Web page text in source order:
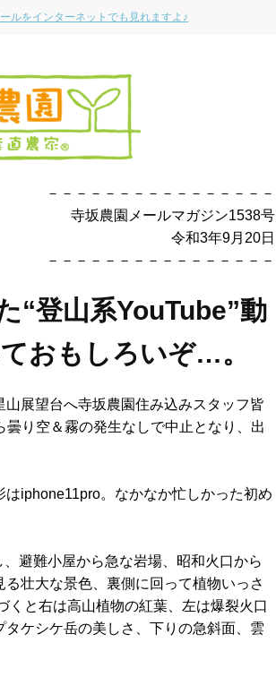
ルをインターネットでも見れますよ♪
－－－－－－－－－－－－－－－－
寺坂農園メールマガジン1538号
令和3年9月20日
－－－－－－－－－－－－－－－－
“登山系YouTube”動
おもしろいぞ…。
展望台へ寺坂農園住み込みスタッフ皆
り空＆霧の発生なしで中止となり、出
iphone11pro。なかなか忙しかった初め
避難小屋から急な岩場、昭和火口から
壮大な景色、裏側に回って植物いっさ
くと右は高山植物の紅葉、左は爆裂火口
ケシケ岳の美しさ、下りの急斜面、雲